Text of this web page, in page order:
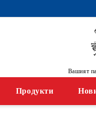
Вашият
Продукти